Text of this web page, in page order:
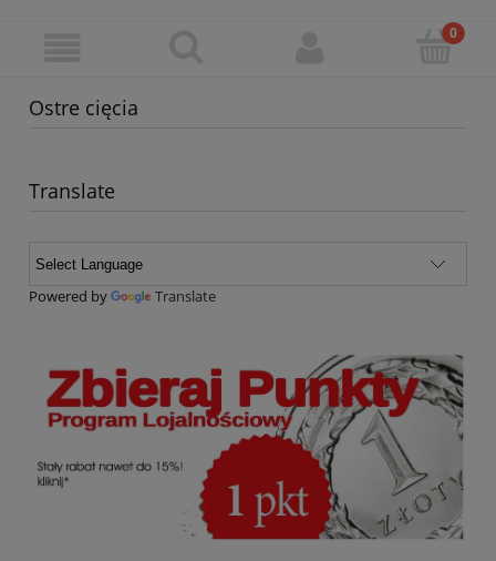
Ostre cięcia
Translate
Powered by Translate